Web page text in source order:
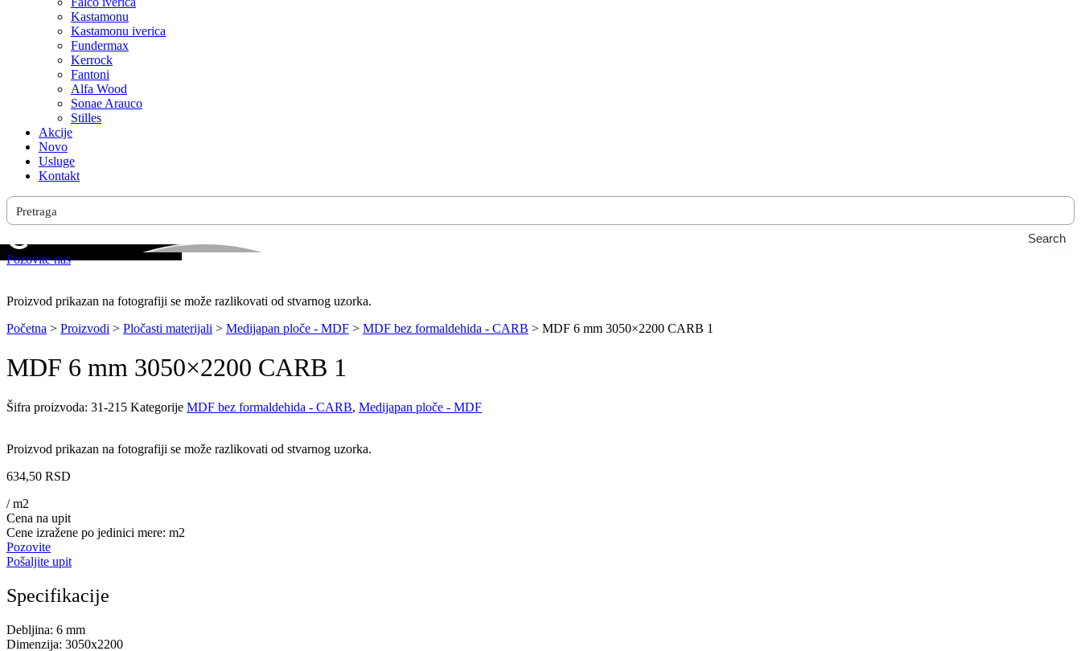
Kastamonu
Kastamonu iverica
Fundermax
Kerrock
Fantoni
Alfa Wood
Sonae Arauco
Stilles
Akcije
Novo
Usluge
Kontakt
Search
Pozovite nas
Proizvod prikazan na fotografiji se može razlikovati od stvarnog uzorka.
Početna > Proizvodi > Pločasti materijali > Medijapan ploče - MDF > MDF bez formaldehida - CARB > MDF 6 mm 3050×2200 CARB 1
MDF 6 mm 3050×2200 CARB 1
Šifra proizvoda: 31-215 Kategorije MDF bez formaldehida - CARB, Medijapan ploče - MDF
Proizvod prikazan na fotografiji se može razlikovati od stvarnog uzorka.
634,50 RSD
/ m2
Cena na upit
Cene izražene po jedinici mere: m2
Pozovite
Pošaljite upit
Specifikacije
Debljina: 6 mm
Dimenzija: 3050x2200